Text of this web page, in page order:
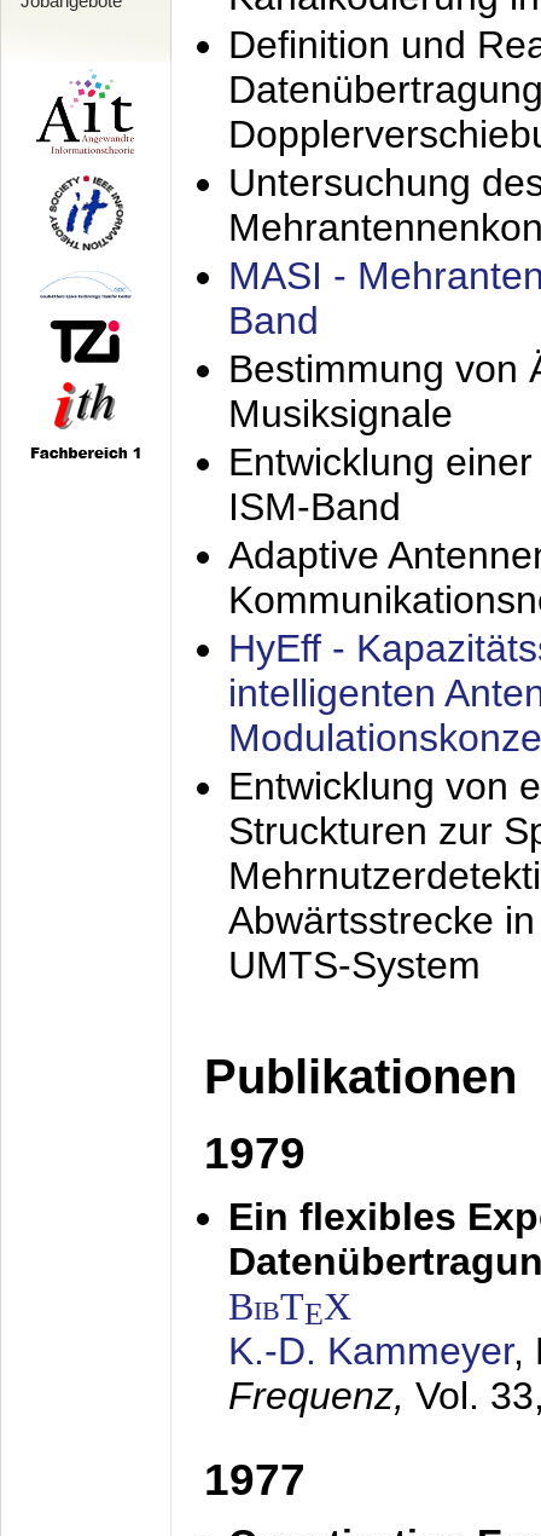
Definition und
Untersuchung
MASI -
Band
Bestimmung von
Musiksignale
Entwicklung
ISM-Band
Adaptive
HyEff -
intelligenten
Entwicklung von
Struckturen zur
Abwärtsstrecke
UMTS-System
Publikationen
1979
Ein flexibles
BibTEX
K.-D. Kammeyer,
Frequenz, Vol.
1977